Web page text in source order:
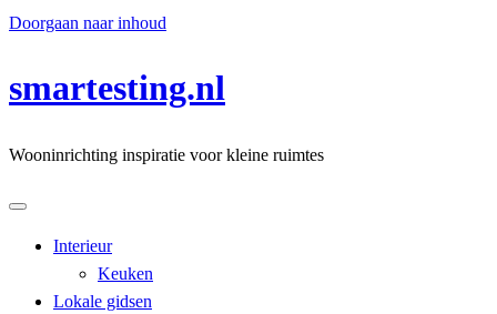
Doorgaan naar inhoud
smartesting.nl
Wooninrichting inspiratie voor kleine ruimtes
Interieur
Keuken
Lokale gidsen